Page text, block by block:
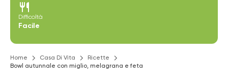
restaurant
Difficoltà
Facile
Home Casa Di Vita
Ricette
Bowl autunnale con miglio, melagrana e feta